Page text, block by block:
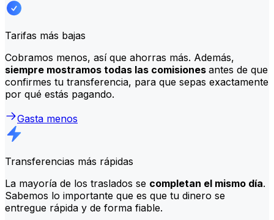
Tarifas más bajas
Cobramos menos, así que ahorras más. Además,
siempre mostramos todas las comisiones antes de que
confirmes tu transferencia, para que sepas exactamente
por qué estás pagando.
Gasta menos
Transferencias más rápidas
La mayoría de los traslados se completan el mismo día.
Sabemos lo importante que es que tu dinero se
entregue rápida y de forma fiable.